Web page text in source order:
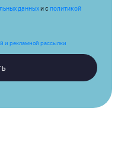
данныхи с политикой
и рекламной рассылки